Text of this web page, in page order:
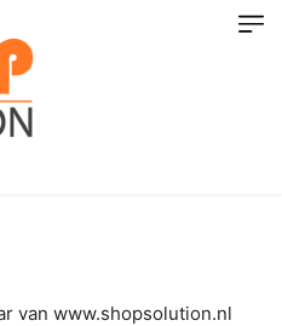
van www.shopsolution.nl